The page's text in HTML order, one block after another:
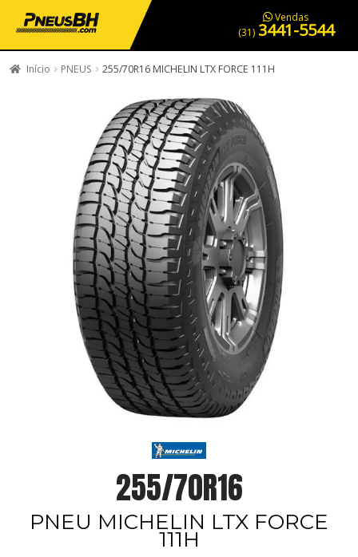
PNEUS EM OFERTA SERVIÇOS AUTOMOTIVOS NOSSA LOJA
Vendas
(31) 3441-5544
Início PNEUS 255/70R16 MICHELIN LTX FORCE 111H
255/70R16
PNEU MICHELIN LTX FORCE
111H